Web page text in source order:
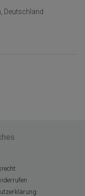
Deutschland